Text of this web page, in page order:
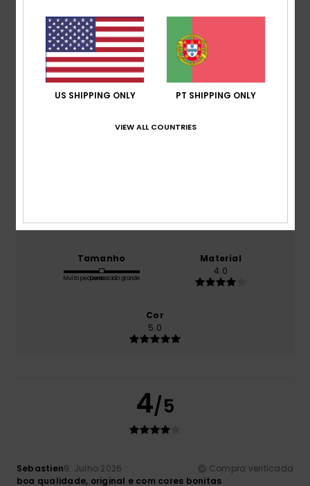
4.0/5
baseado em1 avaliações verificadasdesde Julho
Tamanho
Muito pequenoDemasiado grande
Material
4.0
Cor
5.0
4/5
Sebastien9. Julho 2026
Compra verificada
boa qualidade, original e com cores bonitas
US SHIPPING ONLY PT SHIPPING ONLY
VIEW ALL COUNTRIES